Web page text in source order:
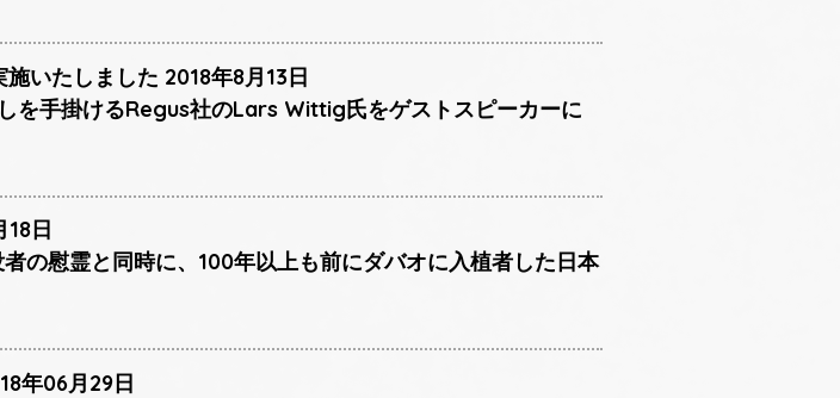
いたしました 2018年8月13日
を手掛けるRegus社のLars Wittig氏をゲストスピーカーに
日
の慰霊と同時に、100年以上も前にダバオに入植者した日本
年06月29日